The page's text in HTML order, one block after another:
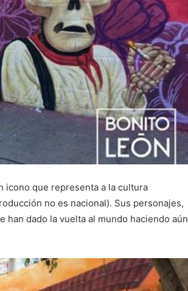
icono que representa a la cultura
no es nacional). Sus personajes,
dado la vuelta al mundo haciendo aún